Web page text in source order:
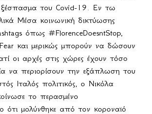
ξέσπασμα του Covid-19. Εν τω
Μέσα κοινωνική δικτύωσης
όπως #FlorenceDoesntStop
και μερικώς μπορούν να δώσουν
οι αρχές στις χώρες έχουν τόσο
να περιορίσουν την εξάπλωση του
Ιταλός πολιτικός, ο Νικόλα
το περασμένο
ότι μολύνθηκε από τον κοροναϊό